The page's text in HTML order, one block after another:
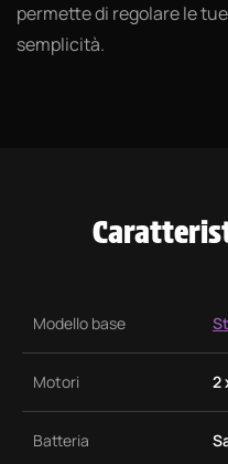
permette di regolare le
semplicità.
Modello base
Motori 2
Batteria